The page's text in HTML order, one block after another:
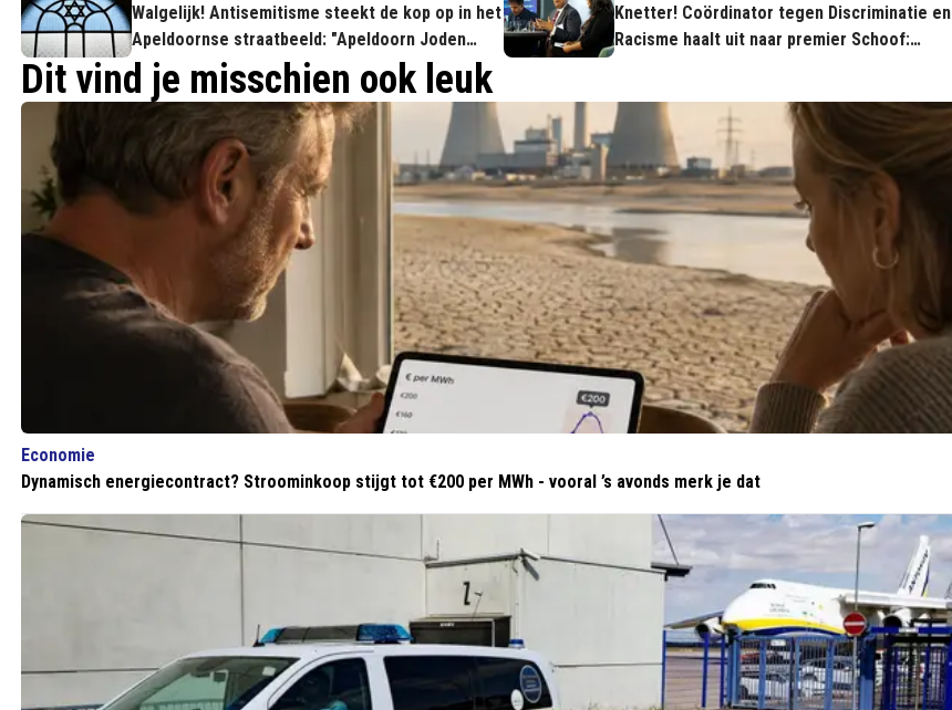
Walgelijk! Antisemitisme steekt de kop op in het
Apeldoornse straatbeeld: "Apeldoorn Joden
Vrij!"
Knetter! Coördinator tegen Discriminatie en
Racisme haalt uit naar premier Schoof:
Dit vind je misschien ook leuk
Economie
Dynamisch energiecontract? Stroominkoop stijgt tot €200 per MWh - vooral ’s avonds merk je dat